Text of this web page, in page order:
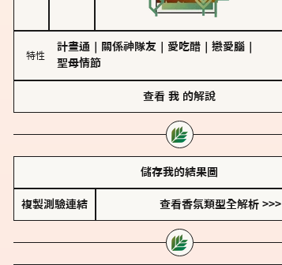
特性
計畫通 關係神隊友 愛吃醋 戀愛腦
聖母情節
查看 我 的解說
儲存我的結果圖
複製測驗連結 查看香氛類型全解析 >>>